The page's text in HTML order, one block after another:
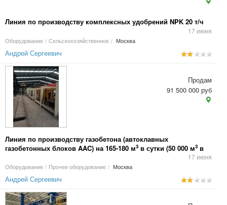
Линия по производству комплексных удобрений NPK 20 т/ч
17 июня
Оборудование / Сельскохозяйственное / Москва
Андрей Сергеевич
Линия по производству газобетона (автоклавных
газобетонных блоков AAC) на 165-180 м3 в сутки (50 000 м3 в
17 июня
Оборудование / Прочее оборудование / Москва
Продам
91 500 000 руб
Андрей Сергеевич